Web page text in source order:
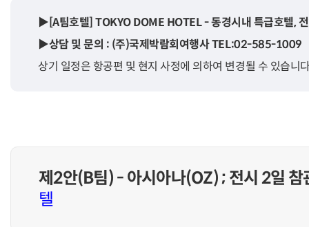
▶[A팀호텔] TOKYO DOME HOTEL - 동경시내 특급호텔,
▶상담 및 문의 : (주)국제박람회여행사 TEL:02-585-1009
상기 일정은 항공편 및 현지 사정에 의하여 변경될 수 있습니
제2안(B팀) - 아시아나(OZ) ; 전시 2일 참
텔